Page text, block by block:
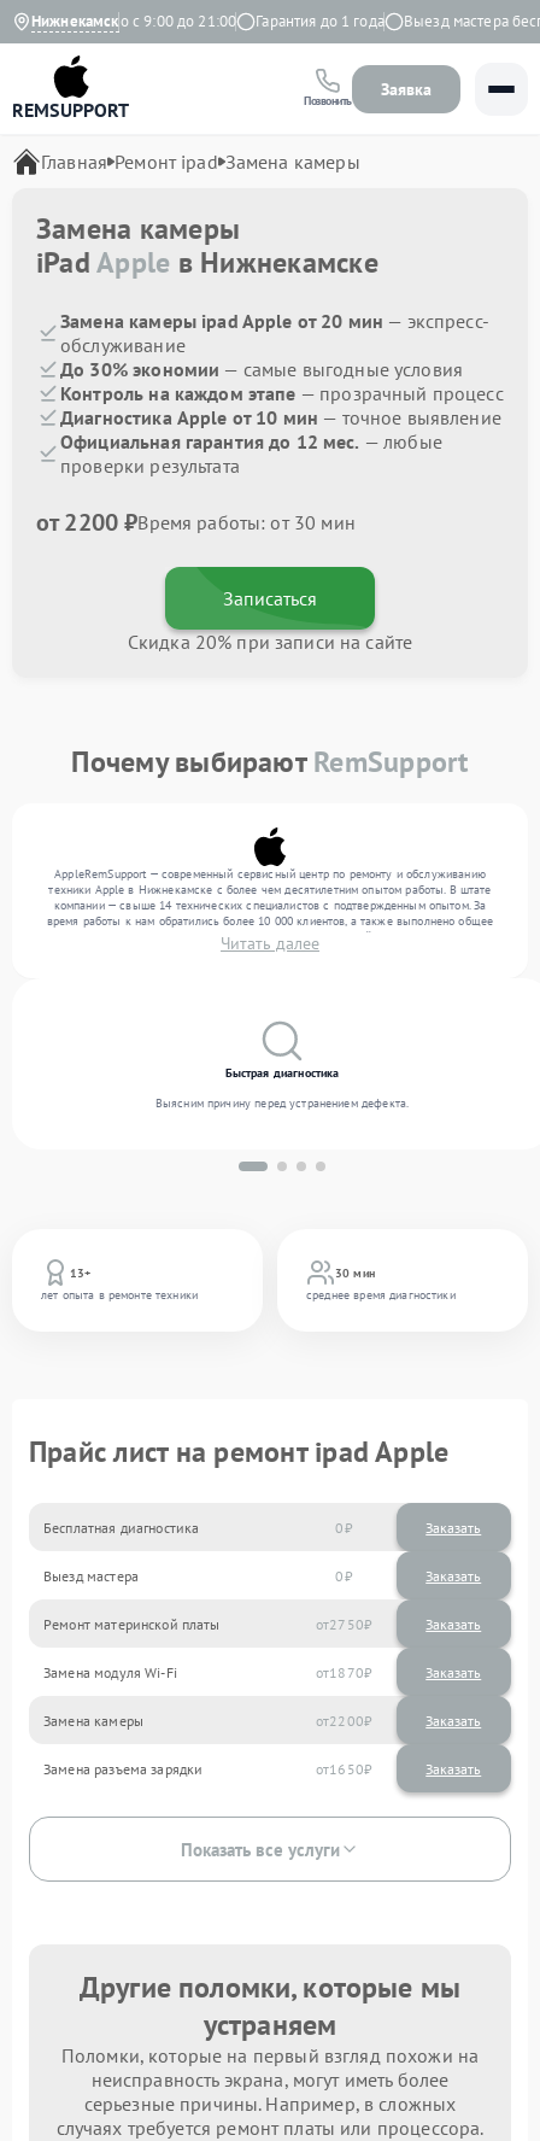
Нижнекамск
Ежедневно с 9:00 до 21:00 Гарантия до 1 года Выезд мастера
REMSUPPORT Позвонить
Заявка
Главная Ремонт ipad Замена камеры
Замена камеры
iPadApple в Нижнекамске
Замена камеры ipad Apple от 20 мин — экспресс-
обслуживание
До 30% экономии — самые выгодные условия
Контроль на каждом этапе — прозрачный процесс
Диагностика Apple от 10 мин — точное выявление
Официальная гарантия до 12 мес. — любые
проверки результата
от 2200 ₽Время работы: от 30 мин
Записаться
Скидка 20% при записи на сайте
Почему выбираютRemSupport
AppleRemSupport — современный сервисный центр по ремонту и обслуживанию
техники Apple в Нижнекамске с более чем десятилетним опытом работы. В штате
компании — свыше 14 технических специалистов с подтвержденным опытом. За
время работы к нам обратились более 10 000 клиентов, а также выполнено общее
число ремонтов превысило 12 000. Ежемесячно в сервисный центр поступает более
300 обращений, включая , , . Мы работаем с широким спектром неисправностей и
Читать далее
13+
лет опыта в ремонте техники
30 мин
среднее время диагностики
Быстрая диагностика
Выясним причину перед устранением дефекта.
Прайс лист на ремонт ipad Apple
Бесплатная диагностика 0 Заказать
Выезд мастера 0 Заказать
Ремонт материнской платы 2750
Замена модуля Wi-Fi 1870
Замена камеры 2200
Замена разъема зарядки 1650
Показать все услуги
Другие поломки, которые мы
устраняем
Поломки, которые на первый взгляд похожи на
неисправность экрана, могут иметь более
серьезные причины. Например, в сложных
случаях требуется ремонт платы или процессора.